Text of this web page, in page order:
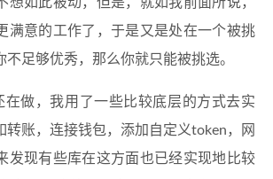
满意的工作了，于是又是处在一个被挑
不足够优秀，那么你就只能被挑选。
在做，我用了一些比较底层的方式去实
转账，连接钱包，添加自定义token，网
发现有些库在这方面也已经实现地比较